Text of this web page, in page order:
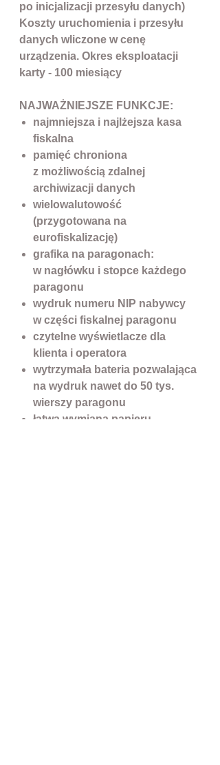
po inicjalizacji przesyłu danych)
Koszty uruchomienia i przesyłu
danych wliczone w cenę
urządzenia. Okres eksploatacji
karty - 100 miesiący
NAJWAŻNIEJSZE FUNKCJE:
najmniejsza i najlżejsza kasa
fiskalna
pamięć chroniona
z możliwością zdalnej
archiwizacji danych
wielowalutowość
(przygotowana na
eurofiskalizację)
grafika na paragonach:
w nagłówku i stopce każdego
paragonu
wydruk numeru NIP nabywcy
w części fiskalnej paragonu
czytelne wyświetlacze dla
klienta i operatora
wytrzymała bateria pozwalająca
na wydruk nawet do 50 tys.
wierszy paragonu
łatwa wymiana papieru -